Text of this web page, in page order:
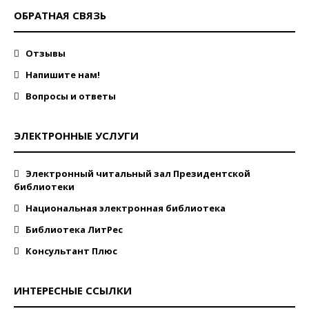
ОБРАТНАЯ СВЯЗЬ
Отзывы
Напишите нам!
Вопросы и ответы
ЭЛЕКТРОННЫЕ УСЛУГИ
Электронный читальный зал Президентской
библиотеки
Национальная электронная библиотека
Библиотека ЛитРес
Консультант Плюс
ИНТЕРЕСНЫЕ ССЫЛКИ